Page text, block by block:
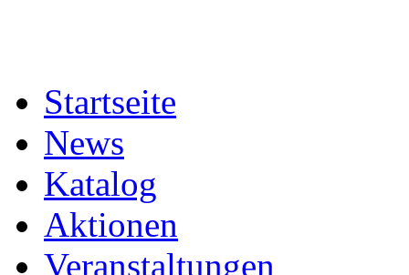
Startseite
News
Katalog
Aktionen
Veranstaltungen